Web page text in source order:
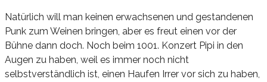
Natürlich will man keinen erwachsenen und gestandenen
Punk zum Weinen bringen, aber es freut einen vor der
Bühne dann doch. Noch beim 1001. Konzert Pipi in den
Augen zu haben, weil es immer noch nicht
selbstverständlich ist, einen Haufen Irrer vor sich zu haben,